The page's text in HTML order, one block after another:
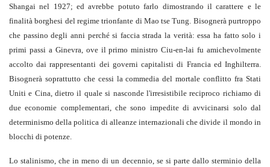
Shangai nel 1927; ed avrebbe potuto farlo dimostrando il carat­tere e le
finalità borghesi del regime trion­fante di Mao tse Tung. Bisognerà purtrop­po
che passino degli anni perché si faccia strada la verità: essa ha fatto solo i
primi passi a Ginevra, ove il primo ministro Ciu-en-lai fu amichevolmente
accolto dai rappresentanti dei governi capitalisti di Fran­cia ed Inghilterra.
Bisognerà soprattutto che cessi la commedia del mortale conflitto fra Stati
Uniti e Cina, dietro il quale si nascon­de l'irresistibile reciproco richiamo di
due economie complementari, che sono impe­dite di avvicinarsi solo dal
determinismo della politica di alleanze internazionali che divide il mondo in
blocchi di potenze.
Lo stalinismo, che in meno di un de­cennio, se si parte dallo sterminio della